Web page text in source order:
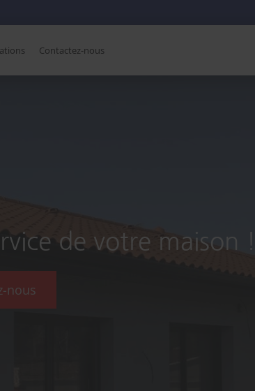
de votre maison !
nous
Contactez-nous